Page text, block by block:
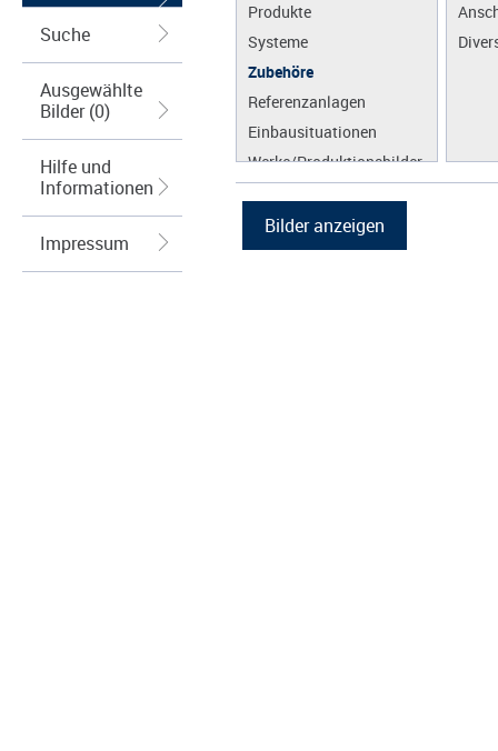
Suche
Ausgewählte
Bilder (0)
Hilfe und
Informationen
Impressum
Produkte
Systeme
Zubehöre
Referenzanlagen
Einbausituationen
Werke/Produktionsbilder
Grafiken